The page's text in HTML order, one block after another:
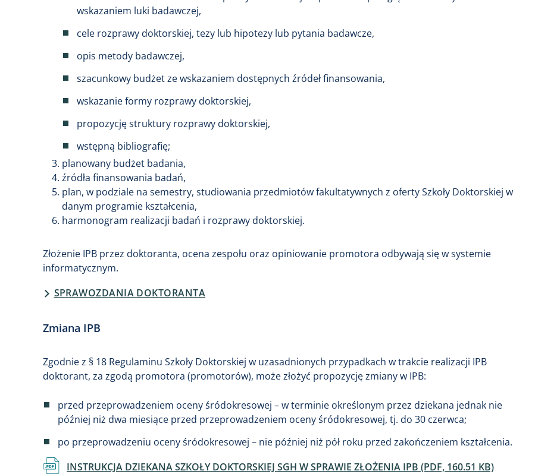
wskazaniem luki badawczej,
cele rozprawy doktorskiej, tezy lub hipotezy lub pytania badawcze,
opis metody badawczej,
szacunkowy budżet ze wskazaniem dostępnych źródeł finansowania,
wskazanie formy rozprawy doktorskiej,
propozycję struktury rozprawy doktorskiej,
wstępną bibliografię;
planowany budżet badania,
źródła finansowania badań,
plan, w podziale na semestry, studiowania przedmiotów fakultatywnych z oferty Szkoły Doktorskiej w
danym programie kształcenia,
harmonogram realizacji badań i rozprawy doktorskiej.
Złożenie IPB przez doktoranta, ocena zespołu oraz opiniowanie promotora odbywają się w systemie
informatycznym.
SPRAWOZDANIA DOKTORANTA
Zmiana IPB
Zgodnie z § 18 Regulaminu Szkoły Doktorskiej w uzasadnionych przypadkach w trakcie realizacji IPB
doktorant, za zgodą promotora (promotorów), może złożyć propozycję zmiany w IPB:
przed przeprowadzeniem oceny śródokresowej – w terminie określonym przez dziekana jednak nie
później niż dwa miesiące przed przeprowadzeniem oceny śródokresowej, tj. do 30 czerwca;
po przeprowadzeniu oceny śródokresowej – nie później niż pół roku przed zakończeniem kształcenia.
DokumentINSTRUKCJA DZIEKANA SZKOŁY DOKTORSKIEJ SGH W SPRAWIE ZŁOŻENIA IPB (PDF, 160.51 KB)